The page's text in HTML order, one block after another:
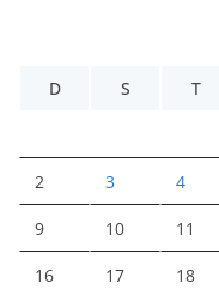
D
S T
2 3 4
9 10 11
16 17 18